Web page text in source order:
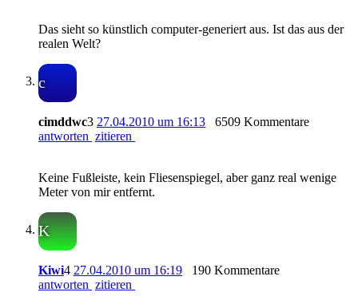
Das sieht so künstlich computer-generiert aus. Ist das aus der
realen Welt?
c
cimddwc3 27.04.2010 um 16:13
6509 Kommentare
antworten zitieren
Keine Fußleiste, kein Fliesenspiegel, aber ganz real wenige
Meter von mir entfernt.
K
Kiwi4 27.04.2010 um 16:19
190 Kommentare
antworten zitieren